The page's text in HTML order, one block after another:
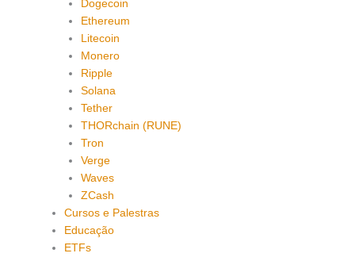
Dogecoin
Ethereum
Litecoin
Monero
Ripple
Solana
Tether
THORchain (RUNE)
Tron
Verge
Waves
ZCash
Cursos e Palestras
Educação
ETFs